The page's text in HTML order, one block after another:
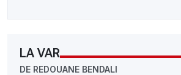
LA VAR
DE REDOUANE BENDALI